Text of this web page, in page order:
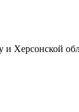
и Херсонской